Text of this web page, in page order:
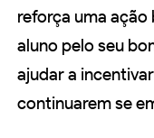
reforça uma
aluno pelo seu
ajudar a
continuarem se